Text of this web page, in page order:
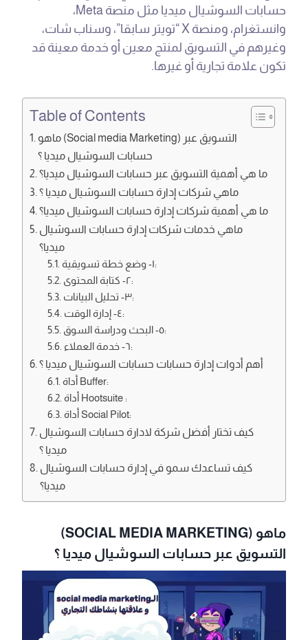
حسابات السوشيال ميديا مثل منصة Meta،
وانستغرام، ومنصة X “تويتر سابقا”، وسناب شات،
وغيرهم في التسويق لمنتج معين أو خدمة معينة قد
تكون علامة تجارية أو غيرها.
Table of Contents
ماهو (Social media Marketing) التسويق عبر
حسابات السوشيال ميديا ؟
ما هي أهمية التسويق عبر حسابات السوشيال ميديا؟
ماهي شركات إدارة حسابات السوشيال ميديا ؟
ما هي أهمية شركات إدارة حسابات السوشيال ميديا؟
ماهي خدمات شركات إدارة حسابات السوشيال
١- وضع خطة تسويقية:
٢- كتابة المحتوى:
٣- تحليل البيانات:
٤- إدارة الوقت:
٥- البحث ودراسة السوق:
٦- خدمة العملاء:
أهم أدوات إدارة حسابات حسابات السوشيال ميديا ؟
أداة Buffer:
أداة Hootsuite :
أداة Social Pilot:
كيف تختار أفضل شركة لادارة حسابات السوشيال
ميديا ؟
كيف تساعدك سمو في إدارة حسابات السوشيال
ميديا؟
ماهو (SOCIAL MEDIA MARKETING)
التسويق عبر حسابات السوشيال ميديا ؟